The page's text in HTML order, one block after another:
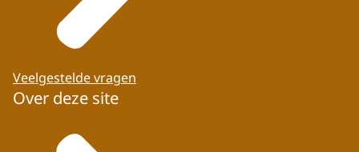
Veelgestelde vragen
Over deze site